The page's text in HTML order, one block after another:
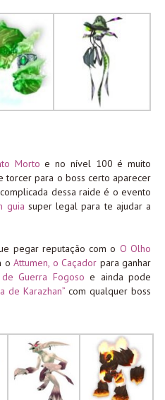
Morto e no nível 100 é muito
torcer para o boss certo aparecer
dessa raide é o evento
guia super legal para te ajudar a
pegar reputação com o O Olho
oAttumen, o Caçador para ganhar
Guerra Fogoso e ainda pode
de Karazhan”com qualquer boss